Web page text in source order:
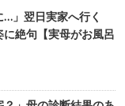
…」翌日実家へ行く
絶句【実母がお風呂